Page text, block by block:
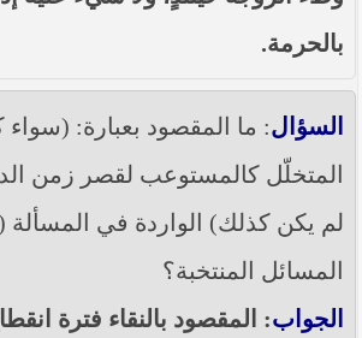
بالحرمة.
السؤال: ما المقصود بعبارة: (سواء
المتخلّل كالمستوعب لقصر زمن
المسائل المنتخبة؟
الجواب: المقصود بالنقاء فترة